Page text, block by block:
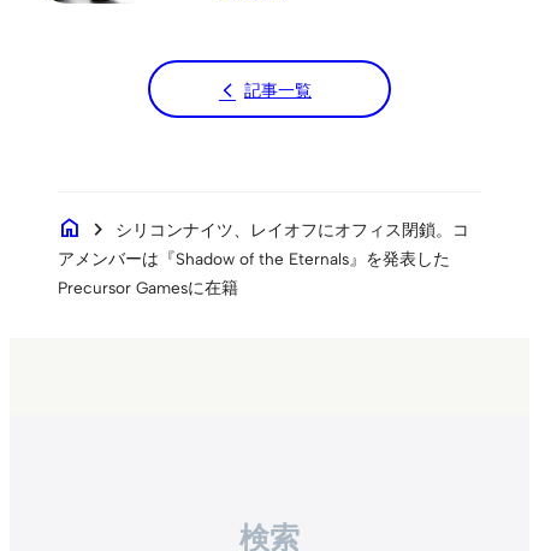
記事一覧
home chevron_right
シリコンナイツ、レイオフにオフィス閉鎖。コ
アメンバーは『Shadow of the Eternals』を発表した
Precursor Gamesに在籍
検索